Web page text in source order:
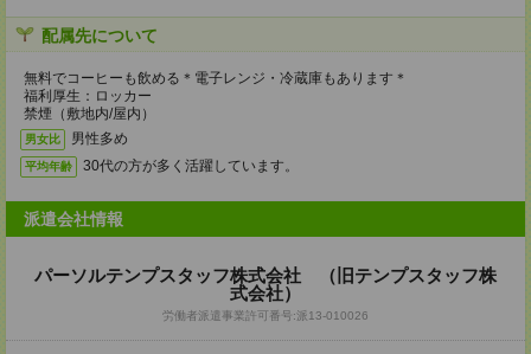
配属先について
無料でコーヒーも飲める＊電子レンジ・冷蔵庫もあります＊
福利厚生：ロッカー
禁煙（敷地内/屋内）
男女比 男性多め
平均年齢 30代の方が多く活躍しています。
派遣会社情報
パーソルテンプスタッフ株式会社 （旧テンプスタッフ株
式会社）
労働者派遣事業許可番号:派13-010026